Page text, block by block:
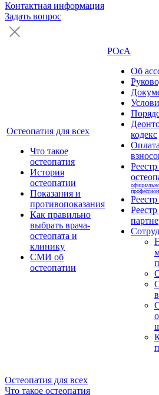
Контактная информация
Задать вопрос
Остеопатия для всех
Что такое
остеопатия
История
остеопатии
Показания и
противопоказания
Как правильно
выбрать врача-
остеопата и
клинику
СМИ об
остеопатии
РОсА
Об
кодекс
Остеопатия для всех
Что такое остеопатия